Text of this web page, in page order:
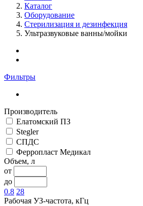
Каталог
Оборудование
Стерилизация и дезинфекция
Ультразвуковые ванны/мойки
Фильтры
Производитель
Елатомский ПЗ
Stegler
СПДС
Ферропласт Медикал
Объем, л
от
до
0.8 28
Рабочая УЗ-частота, кГц